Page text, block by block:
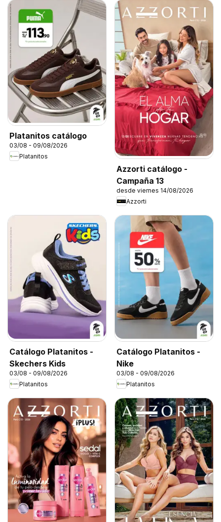
Platanitos catálogo
03/08 - 09/08/2026
Platanitos
Azzorti catálogo -
Campaña 13
desde viernes 14/08/2026
Azzorti
Catálogo Platanitos -
Skechers Kids
03/08 - 09/08/2026
Platanitos
Catálogo Platanitos -
Nike
03/08 - 09/08/2026
Platanitos